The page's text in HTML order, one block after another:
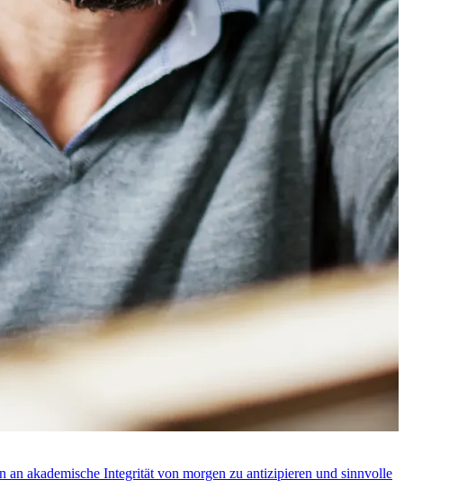
akademische Integrität von morgen zu antizipieren und sinnvolle